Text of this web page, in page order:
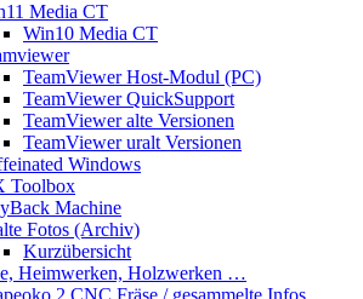
Media CT
Win10 Media CT
TeamViewer Host-Modul (PC)
TeamViewer QuickSupport
TeamViewer alte Versionen
TeamViewer uralt Versionen
Windows
Toolbox
Machine
Fotos (Archiv)
Kurzübersicht
Heimwerken, Holzwerken …
2 CNC Fräse / gesammelte Infos